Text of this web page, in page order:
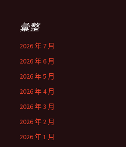
彙整
2026 年 7 月
2026 年 6 月
2026 年 5 月
2026 年 4 月
2026 年 3 月
2026 年 2 月
2026 年 1 月